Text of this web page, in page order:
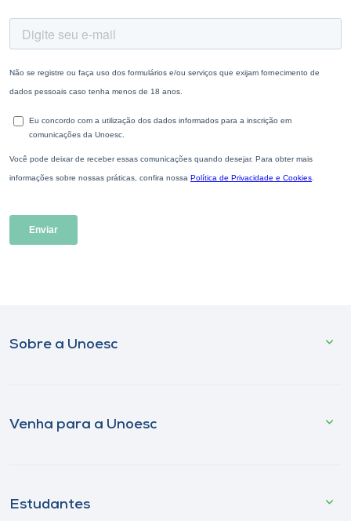
Sobre a Unoesc
Venha para a Unoesc
Estudantes